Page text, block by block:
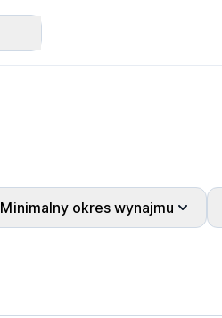
Minimalny okres wynajmu